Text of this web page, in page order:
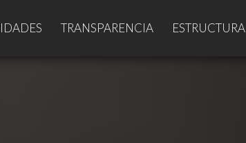
TRANSPARENCIA ESTRUCTURA